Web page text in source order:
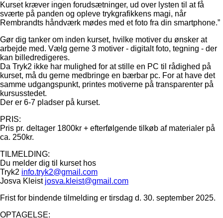
Kurset kræver ingen forudsætninger, ud over lysten til at få
sværte på panden og opleve trykgrafikkens magi, når
Rembrandts håndværk mødes med et foto fra din smartphone.”
Gør dig tanker om inden kurset, hvilke motiver du ønsker at
arbejde med. Vælg gerne 3 motiver - digitalt foto, tegning - der
kan billedredigeres.
Da Tryk2 ikke har mulighed for at stille en PC til rådighed på
kurset, må du gerne medbringe en bærbar pc. For at have det
samme udgangspunkt, printes motiverne på transparenter på
kursusstedet.
Der er 6-7 pladser på kurset.
PRIS:
Pris pr. deltager 1800kr + efterfølgende tilkøb af materialer på
ca. 250kr.
TILMELDING:
Du melder dig til kurset hos
Tryk2 info.tryk2@gmail.com
Josva Kleist josva.kleist@gmail.com
Frist for bindende tilmelding er tirsdag d. 30. september 2025.
OPTAGELSE: